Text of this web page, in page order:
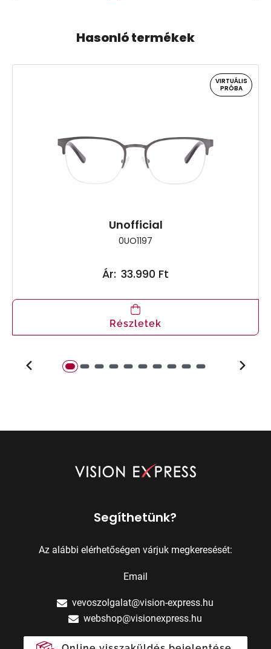
Hasonló termékek
VIRTUÁLIS
PRÓBA
Unofficial
0UO1197
Ár: 33.990 Ft
Részletek
Segíthetünk?
Az alábbi elérhetőségen várjuk megkeresését:
Email
vevoszolgalat@vision-express.hu
webshop@visionexpress.hu